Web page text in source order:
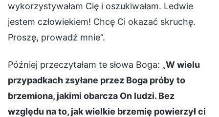
wykorzystywałam Cię i oszukiwałam. Ledwie
jestem człowiekiem! Chcę Ci okazać skruchę.
Proszę, prowadź mnie”.
Później przeczytałam te słowa Boga: „W wielu
przypadkach zsyłane przez Boga próby to
brzemiona, jakimi obarcza On ludzi. Bez
względu na to, jak wielkie brzemię powierzył ci